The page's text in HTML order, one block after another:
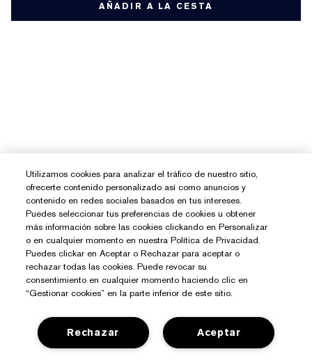
AÑADIR A LA CESTA
Utilizamos cookies para analizar el tráfico de nuestro sitio,
ofrecerte contenido personalizado así como anuncios y
contenido en redes sociales basados en tus intereses.
Puedes seleccionar tus preferencias de cookies u obtener
más información sobre las cookies clickando en Personalizar
o en cualquier momento en nuestra Política de Privacidad.
Puedes clickar en Aceptar o Rechazar para aceptar o
rechazar todas las cookies. Puede revocar su
consentimiento en cualquier momento haciendo clic en
“Gestionar cookies” en la parte inferior de este sitio.
Aceptar
Rechazar